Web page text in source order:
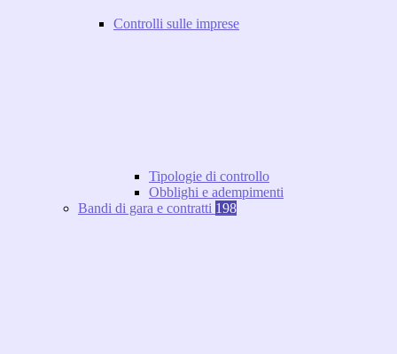
Controlli sulle imprese
Tipologie di controllo
Obblighi e adempimenti
Bandi di gara e contratti 198